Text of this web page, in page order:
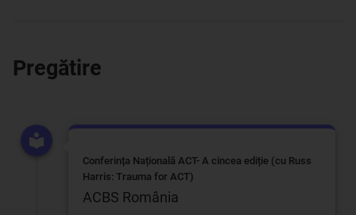
Pregătire
Conferința Națională ACT- A cincea ediție (cu Russ
Harris: Trauma for ACT)
ACBS România